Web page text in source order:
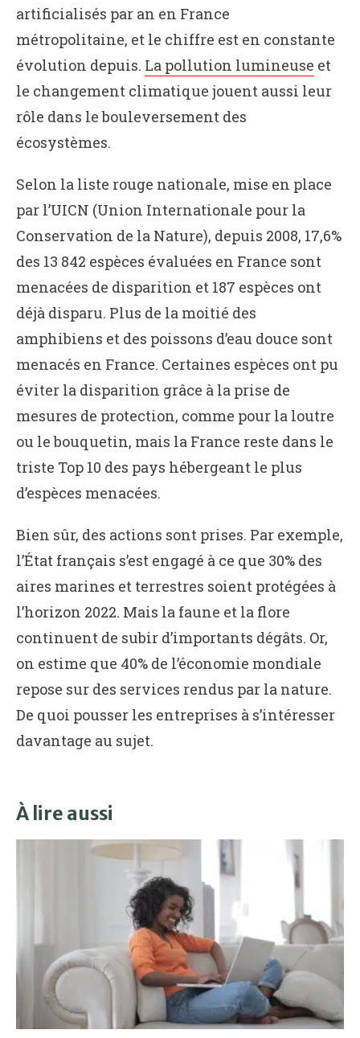
artificialisés par an en France
métropolitaine, et le chiffre est en constante
évolution depuis. La pollution lumineuse et
le changement climatique jouent aussi leur
rôle dans le bouleversement des
écosystèmes.
Selon la liste rouge nationale, mise en place
par l’UICN (Union Internationale pour la
Conservation de la Nature), depuis 2008, 17,6%
des 13 842 espèces évaluées en France sont
menacées de disparition et 187 espèces ont
déjà disparu. Plus de la moitié des
amphibiens et des poissons d’eau douce sont
menacés en France. Certaines espèces ont pu
éviter la disparition grâce à la prise de
mesures de protection, comme pour la loutre
ou le bouquetin, mais la France reste dans le
triste Top 10 des pays hébergeant le plus
d’espèces menacées.
Bien sûr, des actions sont prises. Par exemple,
l’État français s’est engagé à ce que 30% des
aires marines et terrestres soient protégées à
l’horizon 2022. Mais la faune et la flore
continuent de subir d’importants dégâts. Or,
on estime que 40% de l’économie mondiale
repose sur des services rendus par la nature.
De quoi pousser les entreprises à s’intéresser
davantage au sujet.
À lire aussi